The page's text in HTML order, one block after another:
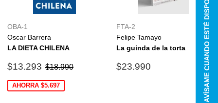
OBA-1
Oscar Barrera
LA DIETA CHILENA
Precio
oferta
$13.293 $13.293
Precio habitual
$18.990
AHORRA $5.697
FTA-2
Felipe Tamayo
La guinda de la torta
Precio
$23.990 AVÍSAME CUANDO ESTÉ DISPONIBLE